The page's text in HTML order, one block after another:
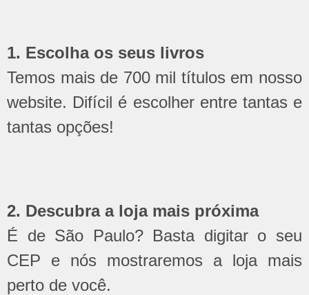
1. Escolha os seus livros
Temos mais de 700 mil títulos em nosso
website. Difícil é escolher entre tantas e
tantas opções!
2. Descubra a loja mais próxima
É de São Paulo? Basta digitar o seu
CEP e nós mostraremos a loja mais
perto de você.